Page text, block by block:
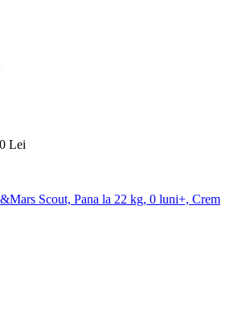
Lei
Scout, Pana la 22 kg, 0 luni+, Crem